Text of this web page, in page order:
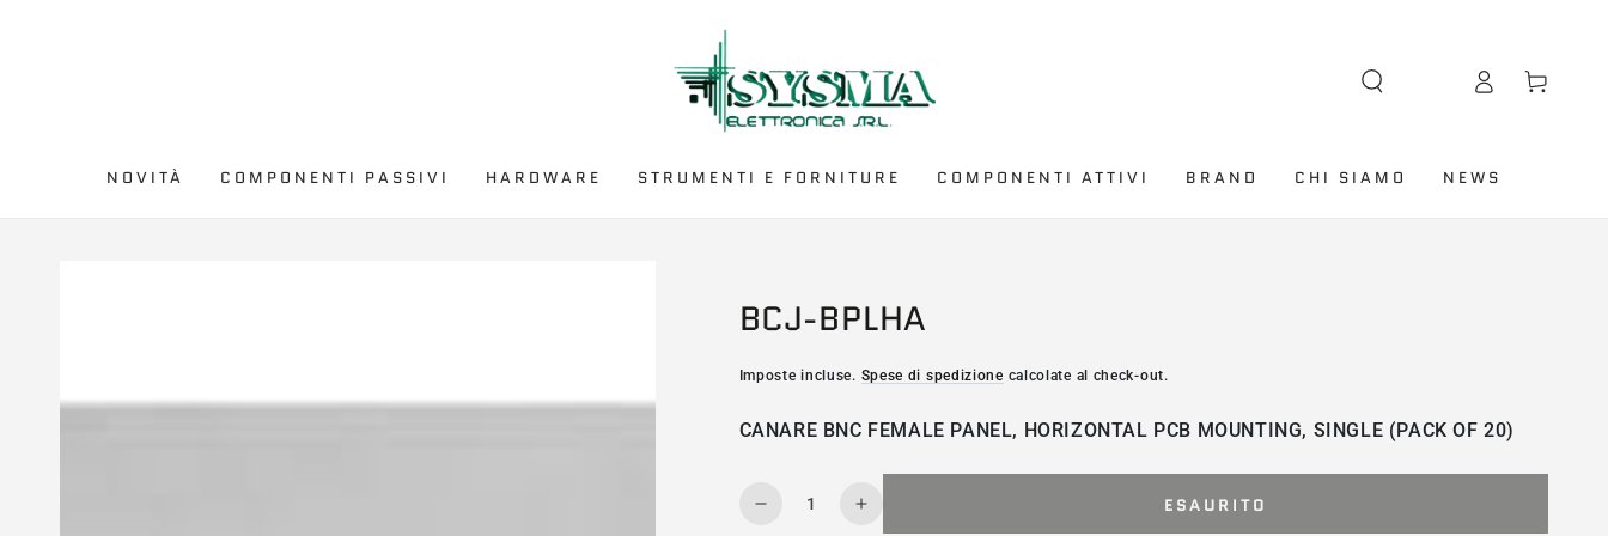
NOVITÀ COMPONENTI PASSIVI HARDWARE STRUMENTI E FORNITURE COMPONENTI ATTIVI BRAND CHI SIAMO NEWS
AccessoCarello
BCJ-BPLHA
Imposte incluse. Spese di spedizione calcolate al check-out.
CANARE BNC FEMALE PANEL, HORIZONTAL PCB MOUNTING, SINGLE (PACK OF 20)
Quantità
DiminuisceAumenta
ESAURITO